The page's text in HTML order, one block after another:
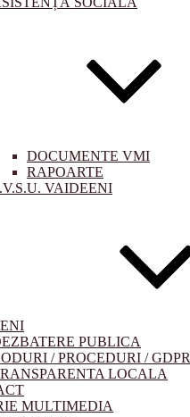
DOCUMENTE VMI
RAPOARTE
VAIDEENI
PUBLICA
/ PROCEDURI / GDPR
LOCALA
MULTIMEDIA